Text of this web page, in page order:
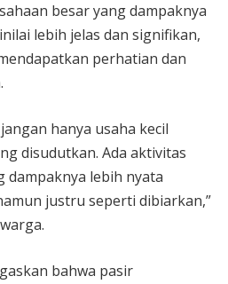
besar yang dampaknya
lebih jelas dan signifikan,
perhatian dan
hanya usaha kecil
disudutkan. Ada aktivitas
dampaknya lebih nyata
justru seperti dibiarkan,”
bahwa pasir